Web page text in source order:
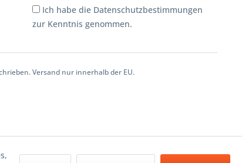
Ich habe die Datenschutzbestimmungen
zur Kenntnis genommen.
Versand nur innerhalb der EU.